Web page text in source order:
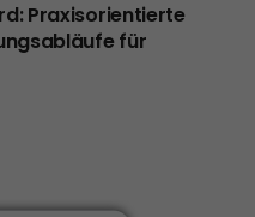
Praxisorientierte
für